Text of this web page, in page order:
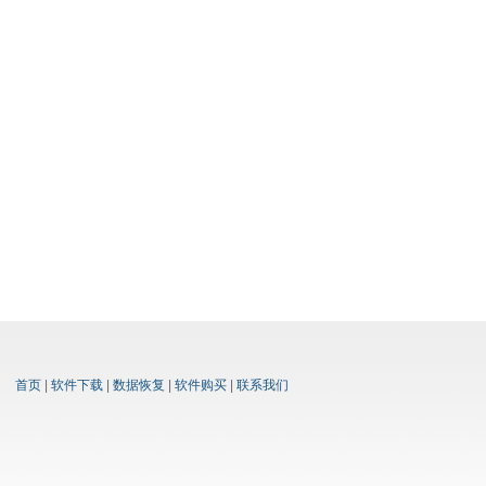
首页 软件下载 数据恢复 软件购买 联系我们